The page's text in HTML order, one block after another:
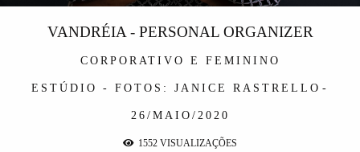
CORPORATIVO E FEMININO
ESTÚDIO - FOTOS: JANICE RASTRELLO
26/MAIO/2020
VANDRÉIA - PERSONAL ORGANIZER
1552 VISUALIZAÇÕES